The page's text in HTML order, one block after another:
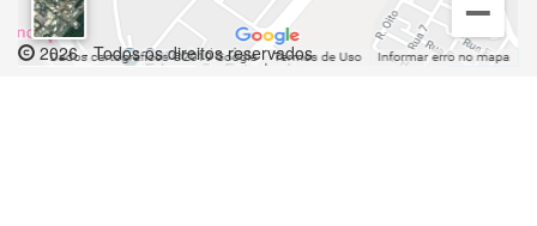
2026 - Todos os direitos reservados